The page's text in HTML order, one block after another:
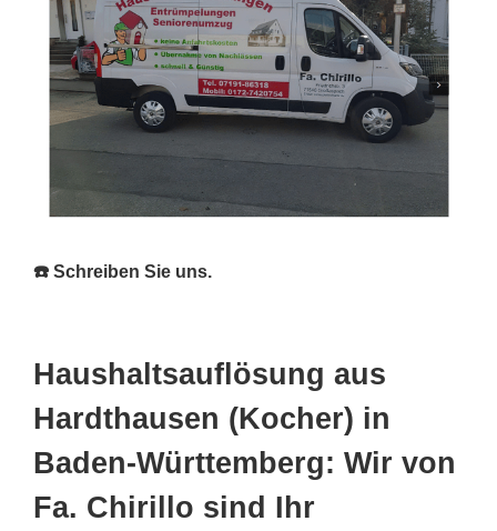
☎️ Schreiben Sie uns.
Haushaltsauflösung aus
Hardthausen (Kocher) in
Baden-Württemberg: Wir von
Fa. Chirillo sind Ihr